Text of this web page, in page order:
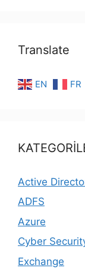
Translate
EN FR
Active
ADFS
Azure
Cyber
Exchange